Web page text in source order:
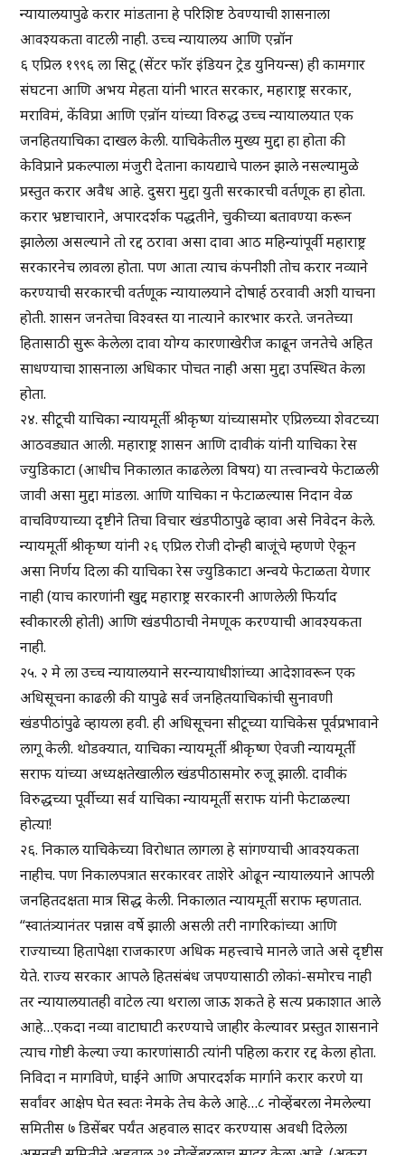
न्यायालयापुढे करार मांडताना हे परिशिष्ट ठेवण्याची शासनाला
आवश्यकता वाटली नाही. उच्च न्यायालय आणि एन्रॉन
६ एप्रिल १९९६ ला सिटू (सेंटर फॉर इंडियन ट्रेड युनियन्स) ही कामगार
संघटना आणि अभय मेहता यांनी भारत सरकार, महाराष्ट्र सरकार,
मराविमं, केंविप्रा आणि एन्रॉन यांच्या विरुद्ध उच्च न्यायालयात एक
जनहितयाचिका दाखल केली. याचिकेतील मुख्य मुद्दा हा होता की
केविप्राने प्रकल्पाला मंजुरी देताना कायद्याचे पालन झाले नसल्यामुळे
प्रस्तुत करार अवैध आहे. दुसरा मुद्दा युती सरकारची वर्तणूक हा होता.
करार भ्रष्टाचाराने, अपारदर्शक पद्धतीने, चुकीच्या बतावण्या करून
झालेला असल्याने तो रद्द ठरावा असा दावा आठ महिन्यांपूर्वी महाराष्ट्र
सरकारनेच लावला होता. पण आता त्याच कंपनीशी तोच करार नव्याने
करण्याची सरकारची वर्तणूक न्यायालयाने दोषार्ह ठरवावी अशी याचना
होती. शासन जनतेचा विश्वस्त या नात्याने कारभार करते. जनतेच्या
हितासाठी सुरू केलेला दावा योग्य कारणाखेरीज काढून जनतेचे अहित
साधण्याचा शासनाला अधिकार पोचत नाही असा मुद्दा उपस्थित केला
होता.
२४. सीटूची याचिका न्यायमूर्ती श्रीकृष्ण यांच्यासमोर एप्रिलच्या शेवटच्या
आठवड्यात आली. महाराष्ट्र शासन आणि दावीकं यांनी याचिका रेस
ज्युडिकाटा (आधीच निकालात काढलेला विषय) या तत्त्वान्वये फेटाळली
जावी असा मुद्दा मांडला. आणि याचिका न फेटाळल्यास निदान वेळ
वाचविण्याच्या दृष्टीने तिचा विचार खंडपीठापुढे व्हावा असे निवेदन केले.
न्यायमूर्ती श्रीकृष्ण यांनी २६ एप्रिल रोजी दोन्ही बाजूंचे म्हणणे ऐकून
असा निर्णय दिला की याचिका रेस ज्युडिकाटा अन्वये फेटाळता येणार
नाही (याच कारणांनी खुद्द महाराष्ट्र सरकारनी आणलेली फिर्याद
स्वीकारली होती) आणि खंडपीठाची नेमणूक करण्याची आवश्यकता
नाही.
२५. २ मे ला उच्च न्यायालयाने सरन्यायाधीशांच्या आदेशावरून एक
अधिसूचना काढली की यापुढे सर्व जनहितयाचिकांची सुनावणी
खंडपीठांपुढे व्हायला हवी. ही अधिसूचना सीटूच्या याचिकेस पूर्वप्रभावाने
लागू केली. थोडक्यात, याचिका न्यायमूर्ती श्रीकृष्ण ऐवजी न्यायमूर्ती
सराफ यांच्या अध्यक्षतेखालील खंडपीठासमोर रुजू झाली. दावीकं
विरुद्धच्या पूर्वीच्या सर्व याचिका न्यायमूर्ती सराफ यांनी फेटाळल्या
होत्या!
२६. निकाल याचिकेच्या विरोधात लागला हे सांगण्याची आवश्यकता
नाहीच. पण निकालपत्रात सरकारवर ताशेरे ओढून न्यायालयाने आपली
जनहितदक्षता मात्र सिद्ध केली. निकालात न्यायमूर्ती सराफ म्हणतात.
“स्वातंत्र्यानंतर पन्नास वर्षे झाली असली तरी नागरिकांच्या आणि
राज्याच्या हितापेक्षा राजकारण अधिक महत्त्वाचे मानले जाते असे दृष्टीस
येते. राज्य सरकार आपले हितसंबंध जपण्यासाठी लोकां-समोरच नाही
तर न्यायालयातही वाटेल त्या थराला जाऊ शकते हे सत्य प्रकाशात आले
आहे…एकदा नव्या वाटाघाटी करण्याचे जाहीर केल्यावर प्रस्तुत शासनाने
त्याच गोष्टी केल्या ज्या कारणांसाठी त्यांनी पहिला करार रद्द केला होता.
निविदा न मागविणे, घाईने आणि अपारदर्शक मार्गाने करार करणे या
सर्वांवर आक्षेप घेत स्वतः नेमके तेच केले आहे…८ नोव्हेंबरला नेमलेल्या
समितीस ७ डिसेंबर पर्यंत अहवाल सादर करण्यास अवधी दिलेला